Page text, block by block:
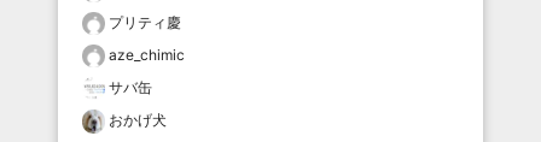
プリティ慶
aze_chimic
サバ缶
おかげ犬